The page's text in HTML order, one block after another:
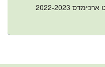
נפתחה ההרשמה מוקדמת לפרויקט ארכימדס 2022-2023